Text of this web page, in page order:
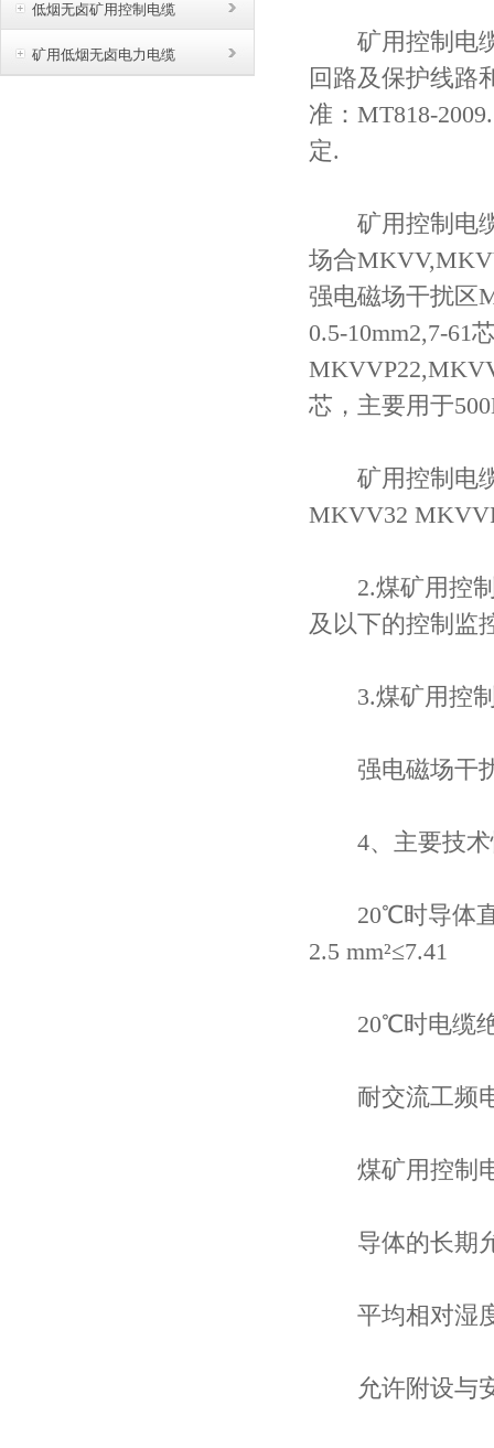
低烟无卤矿用控制电缆
矿用低烟无卤电力电缆
矿用控制电缆
回路及保护线路
准：MT818-
定.
矿用控制电缆
场合
强电磁场干扰区
0.5-10mm2,7-61
芯，主要用于
矿用控制电缆
MKVV32
2.煤矿用控制
及以下的控制监
3.煤矿用控制
强电磁场干
4、主要技术
20℃时导体直流
2.5 mm²≤7.41
20℃时电缆绝
耐交流工频电
煤矿用控制电
导体的长期允
平均相对湿度
允许附设与安